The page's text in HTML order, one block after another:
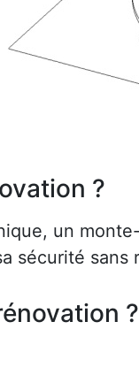
?
un
sécurité sans
?